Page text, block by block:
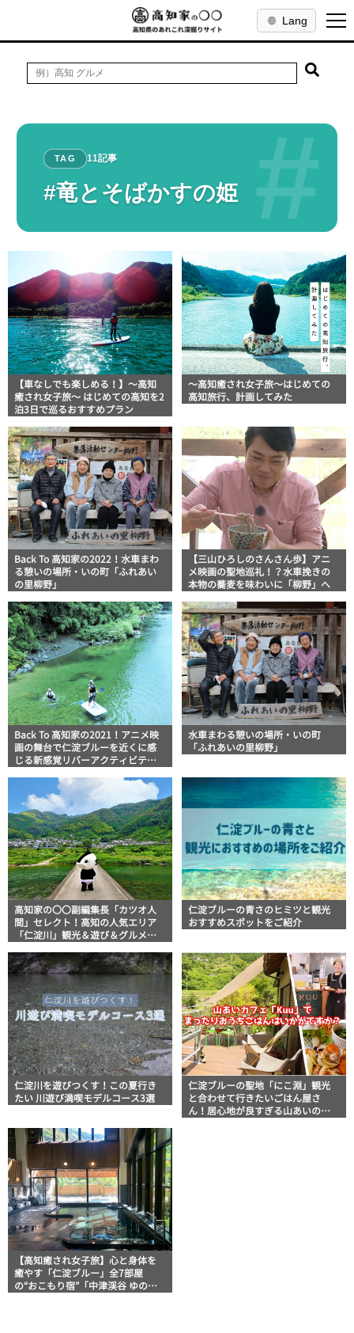
Lang
#
TAG 11記事
#竜とそばかすの姫
【車なしでも楽しめる！】〜高知
癒され女子旅〜 はじめての高知を2
泊3日で巡るおすすめプラン
〜高知癒され女子旅〜はじめての
高知旅行、計画してみた
Back To 高知家の2022！水車まわ
る憩いの場所・いの町「ふれあい
の里柳野」
【三山ひろしのさんさん歩】アニ
メ映画の聖地巡礼！？水車挽きの
本物の蕎麦を味わいに「柳野」へ
Back To 高知家の2021！アニメ映
画の舞台で仁淀ブルーを近くに感
じる新感覚リバーアクティビティ
水車まわる憩いの場所・いの町
「ふれあいの里柳野」
高知家の〇〇副編集長「カツオ人
間」セレクト！高知の人気エリア
「仁淀川」観光＆遊び＆グルメ情
仁淀ブルーの青さのヒミツと観光
おすすめスポットをご紹介
仁淀川を遊びつくす！この夏行き
たい 川遊び満喫モデルコース3選
仁淀ブルーの聖地「にこ淵」観光
と合わせて行きたいごはん屋さ
ん！居心地が良すぎる山あいのカ
【高知癒され女子旅】心と身体を
癒やす「仁淀ブルー」全7部屋
の“おこもり宿”「中津渓谷 ゆの